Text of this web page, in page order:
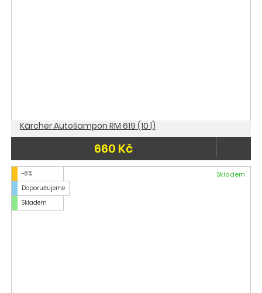
Kärcher Autošampon RM 619 (10 l)
660 Kč
-8 %
Doporučujeme
Skladem
Skladem